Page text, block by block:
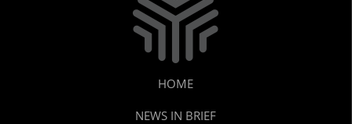
HOME
NEWS IN BRIEF